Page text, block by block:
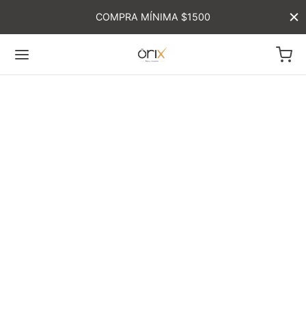
COMPRA MÍNIMA $1500